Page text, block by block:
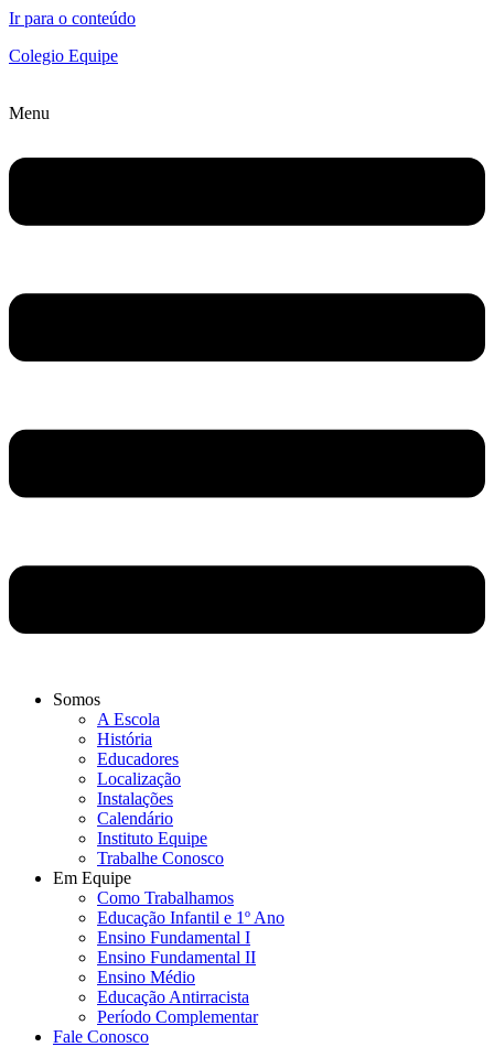
Ir para o conteúdo
Colegio Equipe
Menu
Somos
A Escola
História
Educadores
Localização
Instalações
Calendário
Instituto Equipe
Trabalhe Conosco
Em Equipe
Como Trabalhamos
Educação Infantil e 1º Ano
Ensino Fundamental I
Ensino Fundamental II
Ensino Médio
Educação Antirracista
Período Complementar
Fale Conosco